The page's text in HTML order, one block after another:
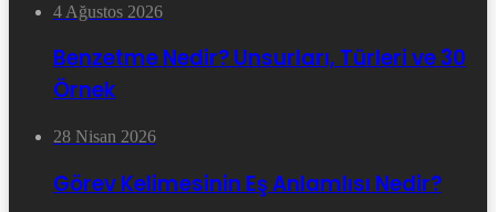
4 Ağustos 2026
Benzetme Nedir? Unsurları, Türleri ve 30
Örnek
28 Nisan 2026
Görev Kelimesinin Eş Anlamlısı Nedir?